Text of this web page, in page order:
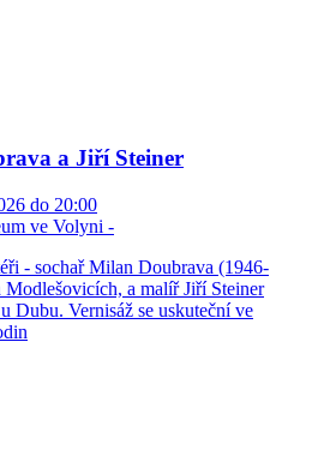
a Jiří Steiner
do 20:00
ve Volyni -
- sochař Milan Doubrava (1946-
a malíř Jiří Steiner
Dubu. Vernisáž se uskuteční ve